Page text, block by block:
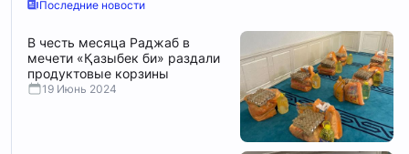
Последние новости
В честь месяца Раджаб в
мечети «Қазыбек би» раздали
продуктовые корзины
19 Июнь 2024